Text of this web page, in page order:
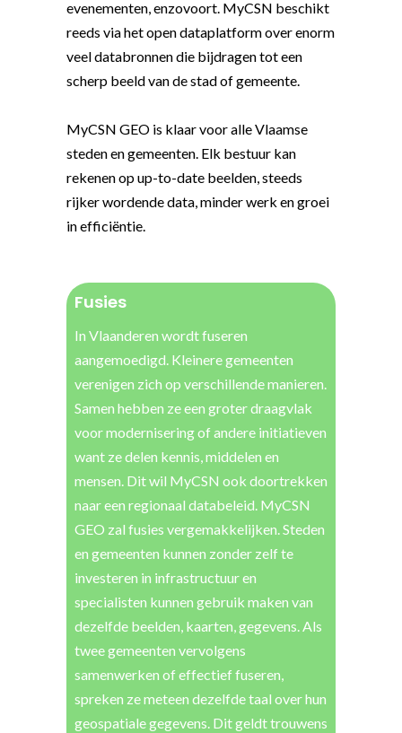
evenementen, enzovoort. MyCSN beschikt
reeds via het open dataplatform over enorm
veel databronnen die bijdragen tot een
scherp beeld van de stad of gemeente.
MyCSN GEO is klaar voor alle Vlaamse
steden en gemeenten. Elk bestuur kan
rekenen op up-to-date beelden, steeds
rijker wordende data, minder werk en groei
in efficiëntie.
Fusies
In Vlaanderen wordt fuseren
aangemoedigd. Kleinere gemeenten
verenigen zich op verschillende manieren.
Samen hebben ze een groter draagvlak
voor modernisering of andere initiatieven
want ze delen kennis, middelen en
mensen. Dit wil MyCSN ook doortrekken
naar een regionaal databeleid. MyCSN
GEO zal fusies vergemakkelijken. Steden
en gemeenten kunnen zonder zelf te
investeren in infrastructuur en
specialisten kunnen gebruik maken van
dezelfde beelden, kaarten, gegevens. Als
twee gemeenten vervolgens
samenwerken of effectief fuseren,
spreken ze meteen dezelfde taal over hun
geospatiale gegevens. Dit geldt trouwens